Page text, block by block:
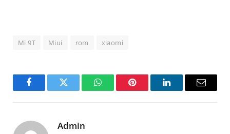
Mi 9T Miui rom xiaomi
FacebookTwitter WhatsAppPinterest LinkedInEmail
Admin